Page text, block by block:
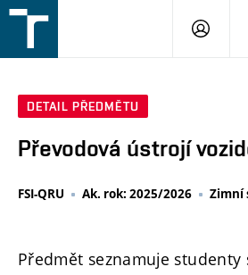
v
DETAIL PŘEDMĚTU
Převodová ústrojí
FSI-QRU Ak. rok: 2025/2026 Zimní
Předmět seznamuje studenty